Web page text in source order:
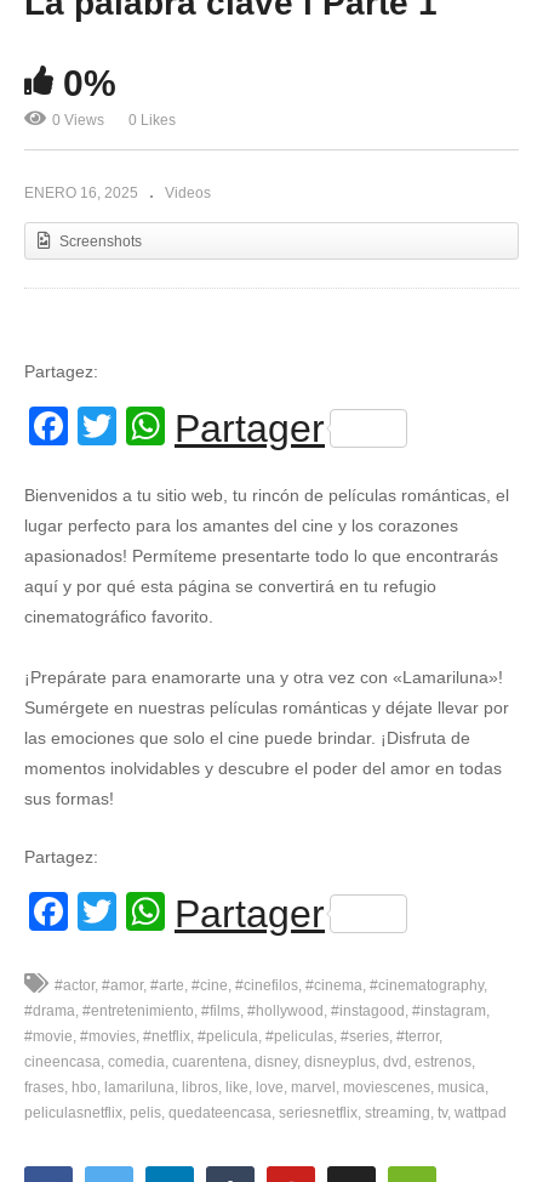
0%
0 Views 0 Likes
ENERO 16, 2025 Videos
Screenshots
Partagez:
Facebook
TwitterWhatsApp
Partager
Bienvenidos a tu sitio web, tu rincón de películas románticas, el
lugar perfecto para los amantes del cine y los corazones
apasionados! Permíteme presentarte todo lo que encontrarás
aquí y por qué esta página se convertirá en tu refugio
cinematográfico favorito.
¡Prepárate para enamorarte una y otra vez con «Lamariluna»!
Sumérgete en nuestras películas románticas y déjate llevar por
las emociones que solo el cine puede brindar. ¡Disfruta de
momentos inolvidables y descubre el poder del amor en todas
sus formas!
Partagez:
Facebook
TwitterWhatsApp
Partager
#actor #amor #arte #cine #cinefilos #cinema #cinematography
#drama #entretenimiento #films #hollywood #instagood #instagram
#movie #movies #netflix #pelicula #peliculas #series #terror
cineencasa comedia cuarentena disney disneyplus dvd estrenos
frases hbo lamariluna libros like love marvel moviescenes musica
peliculasnetflix pelis quedateencasa seriesnetflix streaming tv wattpad